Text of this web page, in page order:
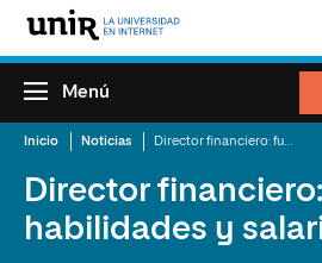
Menú
Inicio Noticias
Director
habilidades y